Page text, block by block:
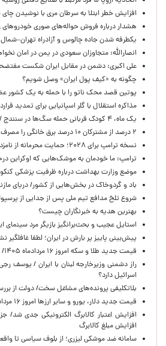
افزایش خطر ابتلا به سرطان مری با نوشیدن چای بالاتر
هشدار درباره فروش حواله‌های صوری خودروهای
یکطرفه شدن جاده چالوس و آزادراه تهران–شمال
انصارالله: متجاوزان سعودی در یمن در امان
علی اکبری: دشمن در مقابل ایران شکست
چگونه به «کیف پول ایران» وصل شویم؟
پوتین قصد محک ناتو را با حمله به یک کشور
مذاکره استقلال با گلر اسپانیایی برای تمدید
یک ماه، ۴ کودک قربانی حمله سگ‌ها در سنندج / چرا حوادث تکرار می‌شود؟
۲ درصد از مشترکان ۱۰ درصد برق خانگی را مصرف می‌کنند!
نسخه ترامپ برای ۲۰۲۸؛ حمایت محرمانه از نامزدی جی‌دی ونس
ترامپ: ما خودمان به موشک‌هایی که اوکراین
موضع وزارت بهداشت درباره ظرفیت پزشکی کنکور
باد و گردوخاک در بخش‌هایی از کشور/ دریای
شروع تلخ مدافع تیم ملی پس از جدایی از
بهترین هدیه به خبرنگاران چیست؟
استایل عجیب و بحث‌برانگیز بازیگر مرد سینمای
پیش‌بینی پاییز پر بارش در ایران؛ لطفا غافلگیر
قیمت جدید طلا و سکه امروز ۱۶ مردادماه ۱۴۰۵/ جدول
راز دشمنی وزیرخارجه لبنان با ایران / یوسف
اسرائیل دارد؟
بلاتکلیفی پرونده‌های مشاغل سخت/ دولت از
قیمت جدید دلار، یورو و سایر ارزها امروز ۱۶ مردادماه ۱۴۰۵/ جدول
افزایش اعتبار کالابرگ الکترونیکی جدی شد/
افزایش مبلغ کالابرگ
سامانه ضد موشکی لیزری؛ از بلوف سیاسی تا